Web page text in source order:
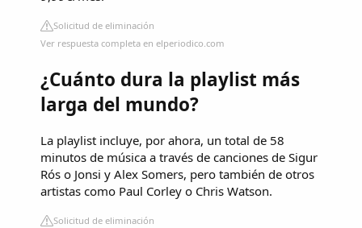
Solicitud de eliminación
Ver respuesta completa en elperiodico.com
¿Cuánto dura la playlist más
larga del mundo?
La playlist incluye, por ahora, un total de 58
minutos de música a través de canciones de Sigur
Rós o Jonsi y Alex Somers, pero también de otros
artistas como Paul Corley o Chris Watson.
Solicitud de eliminación